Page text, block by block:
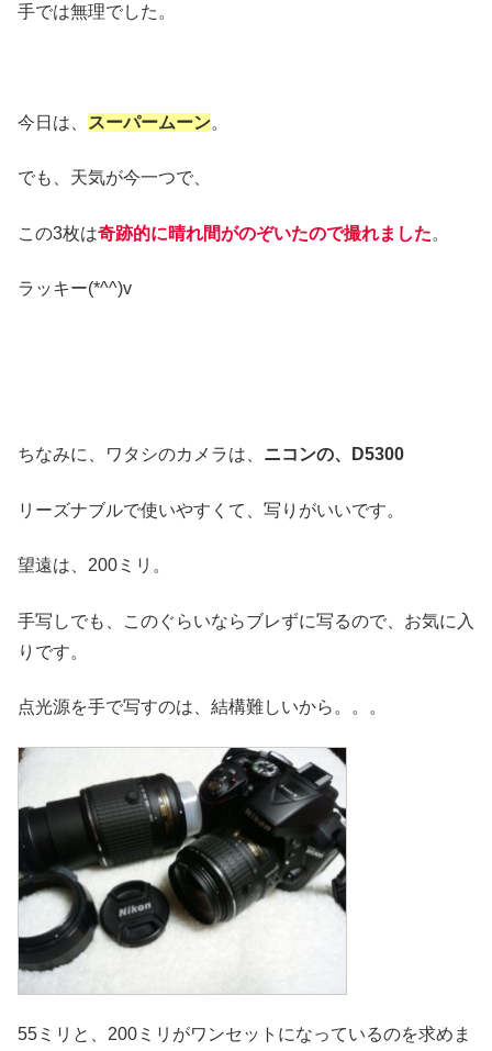
手では無理でした。
今日は、 スーパームーン。
でも、天気が今一つで、
この3枚は奇跡的に晴れ間がのぞいたので撮れました。
ラッキー(*^^)v
ちなみに、ワタシのカメラは、 ニコンの、D5300
リーズナブルで使いやすくて、写りがいいです。
望遠は、200ミリ。
手写しでも、このぐらいならブレずに写るので、お気に入
りです。
点光源を手で写すのは、結構難しいから。。。
55ミリと、200ミリがワンセットになっているのを求めま